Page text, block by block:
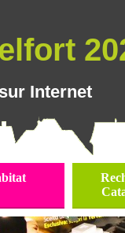
sur Internet